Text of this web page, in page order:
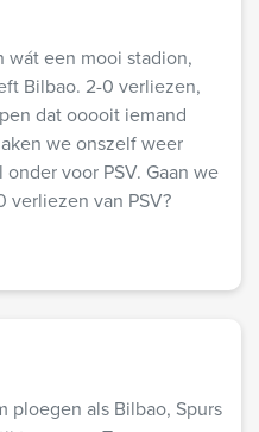
wát een mooi stadion,
Bilbao. 2-0 verliezen,
dat ooooit iemand
we onszelf weer
voor PSV. Gaan we
verliezen van PSV?
ploegen als Bilbao, Spurs